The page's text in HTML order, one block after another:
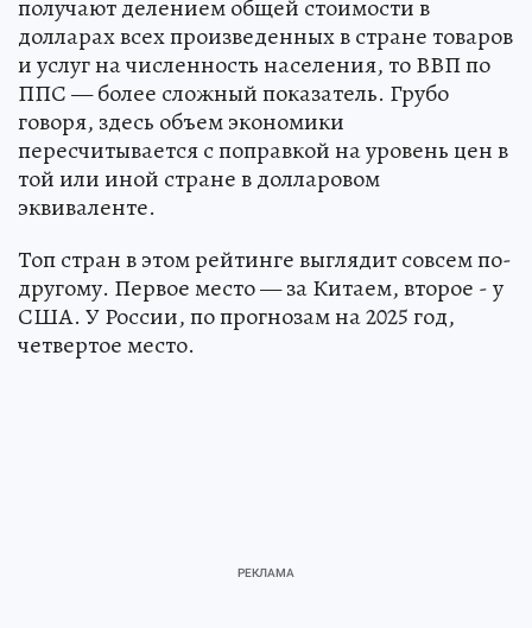
получают делением общей стоимости в
долларах всех произведенных в стране товаров
и услуг на численность населения, то ВВП по
ППС — более сложный показатель. Грубо
говоря, здесь объем экономики
пересчитывается с поправкой на уровень цен в
той или иной стране в долларовом
эквиваленте.
Топ стран в этом рейтинге выглядит совсем по-
другому. Первое место — за Китаем, второе - у
США. У России, по прогнозам на 2025 год,
четвертое место.